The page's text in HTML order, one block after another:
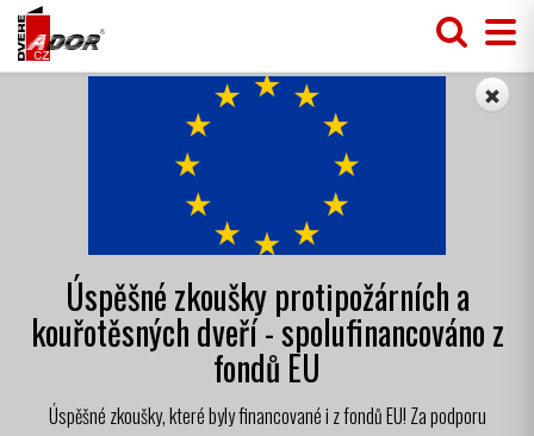
Úspěšné zkoušky protipožárních a
kouřotěsných dveří - spolufinancováno z
fondů EU
Úspěšné zkoušky, které byly financované i z fondů EU! Za podporu